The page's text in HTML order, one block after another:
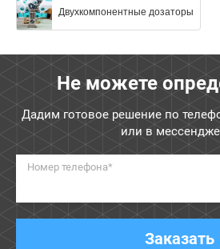
Двухкомпонентные дозаторы
Не можете
Дадим готовое решение по
или в
Номер телефона*
Заказать